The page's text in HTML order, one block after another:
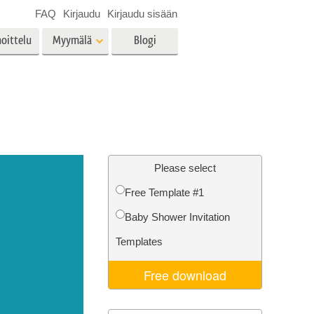
Valokuvan restaurointi
Myymälä
videopeittokuvat
Blogi
FAQ Kirjaudu Kirjaudu sisään
Please select
Free Template #1
Baby Shower Invitation
Templates
Free download